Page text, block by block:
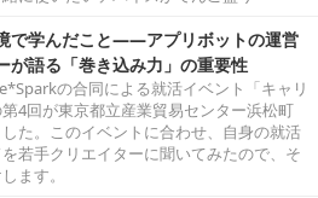
で学んだこと――アプリボットの運営
が語る「巻き込み力」の重要性
の合同による就活イベント「キャリ
4回が東京都立産業貿易センター浜松町
た。このイベントに合わせ、自身の就活
若手クリエイターに聞いてみたので、そ
ます。